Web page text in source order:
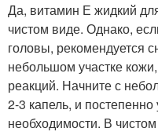
Да, витамин Е жидкий
чистом виде. Однако,
головы, рекомендуется
небольшом участке
реакций. Начните с
2-3 капель, и
необходимости. В